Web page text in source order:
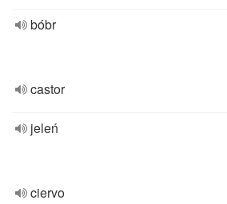
bóbr
castor
jeleń
ciervo